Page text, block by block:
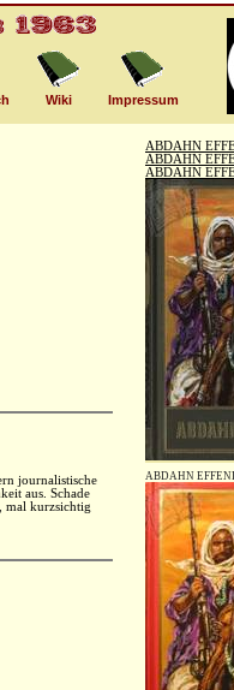
Wiki Impressum
journalistische
aus. Schade
mal kurzsichtig
ABDAHN
ABDAHN
ABDAHN
ABDAHN